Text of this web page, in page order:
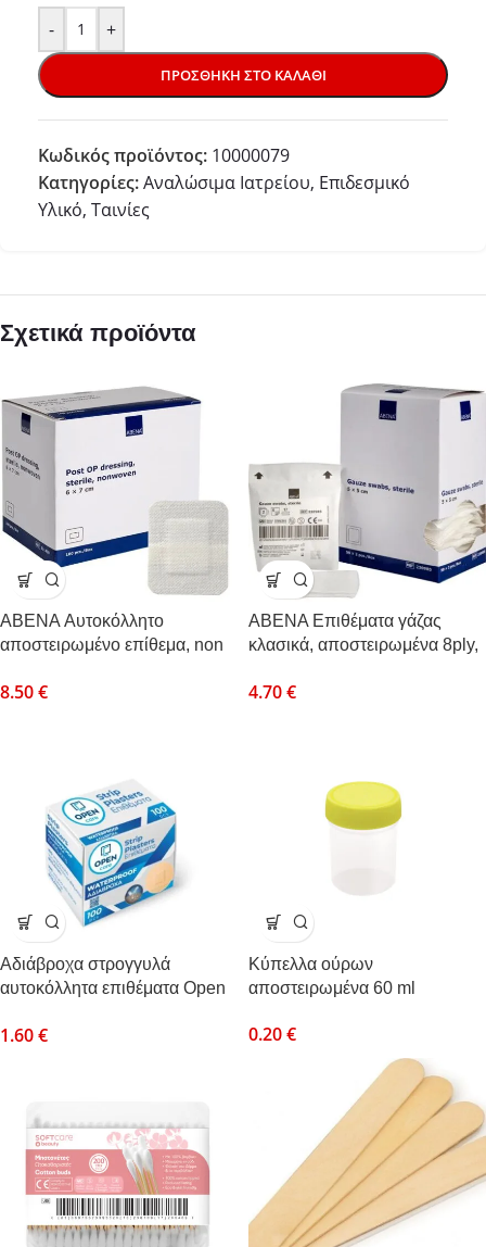
- +
ΠΡΟΣΘΉΚΗ ΣΤΟ ΚΑΛΆΘΙ
Κωδικός προϊόντος: 10000079
Κατηγορίες:Αναλώσιμα Ιατρείου, Επιδεσμικό
Υλικό, Ταινίες
Σχετικά προϊόντα
ABENA Αυτοκόλλητο
αποστειρωμένο επίθεμα, non
8.50€
ABENA Επιθέματα γάζας
κλασικά, αποστειρωμένα 8ply,
4.70€
Αδιάβροχα στρογγυλά
αυτοκόλλητα επιθέματα Open
1.60€
Κύπελλα ούρων
αποστειρωμένα 60 ml
0.20€